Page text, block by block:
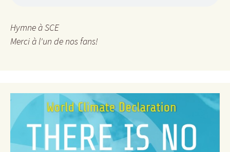
rHymne à SCE
Merci à l'un de nos fans!